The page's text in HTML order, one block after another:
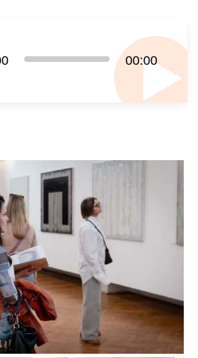
00:00